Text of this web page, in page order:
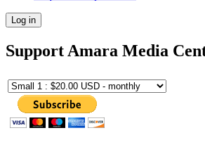
Support Amara Media